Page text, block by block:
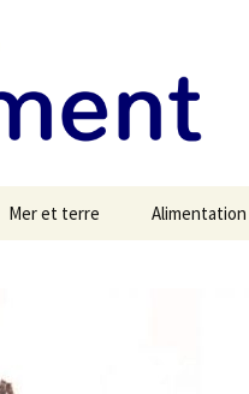
Mer et terre Alimentation